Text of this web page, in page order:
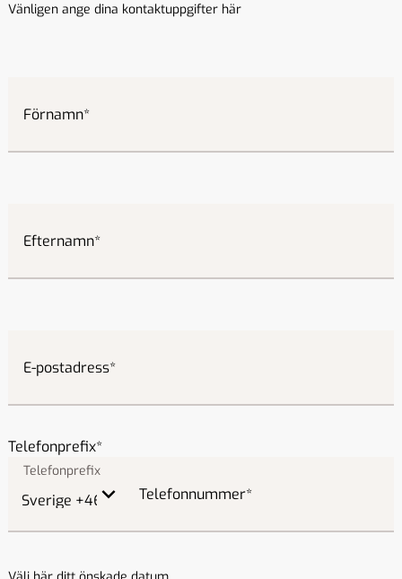
Vänligen ange dina kontaktuppgifter här
Förnamn
Efternamn
E-postadress
Telefonprefix
Telefonnummer